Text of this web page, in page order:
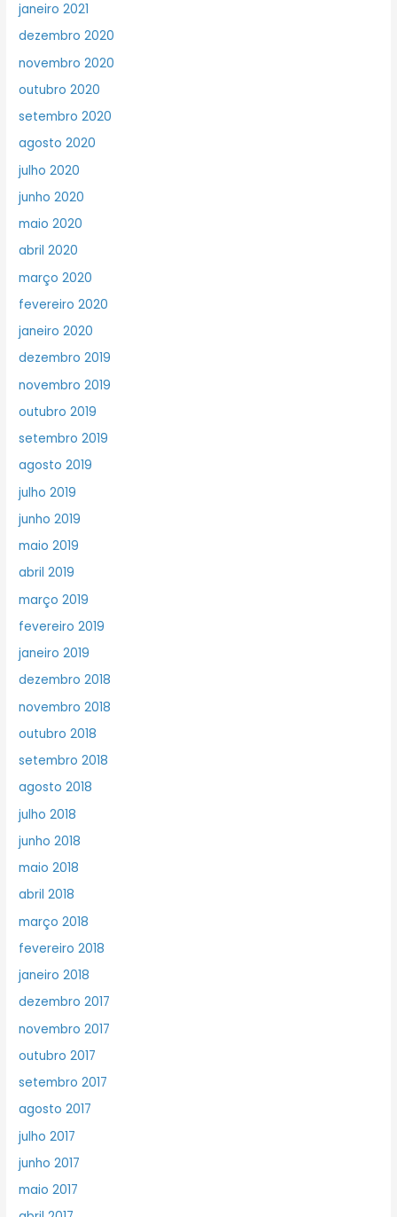
janeiro 2021
dezembro 2020
novembro 2020
outubro 2020
setembro 2020
agosto 2020
julho 2020
junho 2020
maio 2020
abril 2020
março 2020
fevereiro 2020
janeiro 2020
dezembro 2019
novembro 2019
outubro 2019
setembro 2019
agosto 2019
julho 2019
junho 2019
maio 2019
abril 2019
março 2019
fevereiro 2019
janeiro 2019
dezembro 2018
novembro 2018
outubro 2018
setembro 2018
agosto 2018
julho 2018
junho 2018
maio 2018
abril 2018
março 2018
fevereiro 2018
janeiro 2018
dezembro 2017
novembro 2017
outubro 2017
setembro 2017
agosto 2017
julho 2017
junho 2017
maio 2017